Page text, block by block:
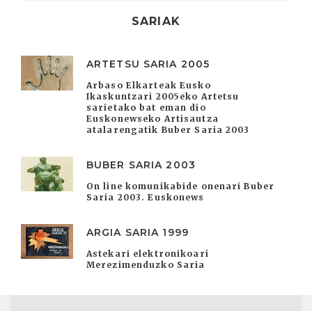
SARIAK
ARTETSU SARIA 2005
Arbaso Elkarteak Eusko
Ikaskuntzari 2005eko Artetsu
sarietako bat eman dio
Euskonewseko Artisautza
atalarengatik Buber Saria 2003
BUBER SARIA 2003
On line komunikabide onenari Buber
Saria 2003. Euskonews
ARGIA SARIA 1999
Astekari elektronikoari
Merezimenduzko Saria